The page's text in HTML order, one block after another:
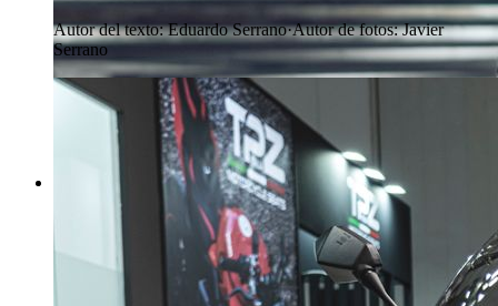
Autor del texto: Eduardo Serrano·Autor de fotos: Javier
Serrano